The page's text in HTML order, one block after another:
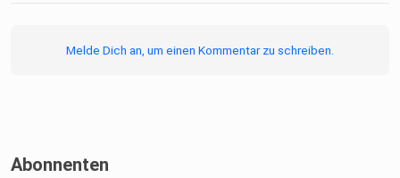
Melde Dich an, um einen Kommentar zu schreiben.
Abonnenten